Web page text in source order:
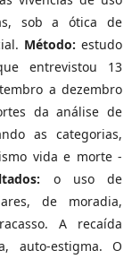
sob a ótica de
Método: estudo
entrevistou 13
a dezembro
da análise de
as categorias,
vida e morte -
o uso de
de moradia,
A recaída
auto-estigma. O